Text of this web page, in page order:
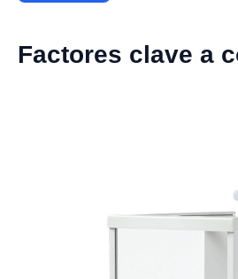
Factores clave a